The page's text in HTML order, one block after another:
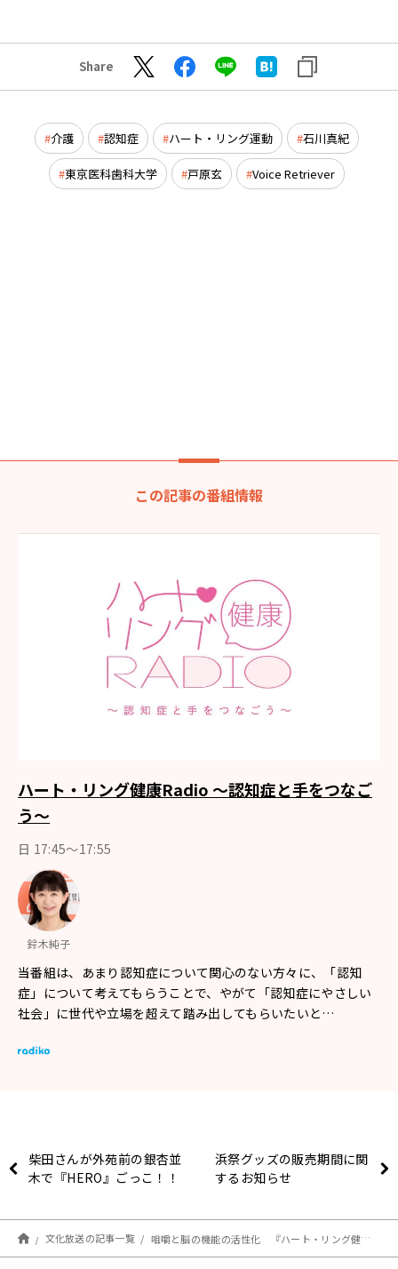
Share
介護 認知症 ハート・リング運動 石川真紀
東京医科歯科大学 戸原玄 Voice Retriever
この記事の番組情報
ハート・リング健康Radio ～認知症と手をつなご
う～
日 17:45～17:55
鈴木純子
当番組は、あまり認知症について関心のない方々に、「認知
症」について考えてもらうことで、やがて「認知症にやさしい
社会」に世代や立場を超えて踏み出してもらいたいと…
柴田さんが外苑前の銀杏並
木で『HERO』ごっこ！！
浜祭グッズの販売期間に関
するお知らせ
文化放送の記事一覧 咀嚼と脳の機能の活性化 『ハート・リング健康Radio～認知症と手をつなごう〜 』